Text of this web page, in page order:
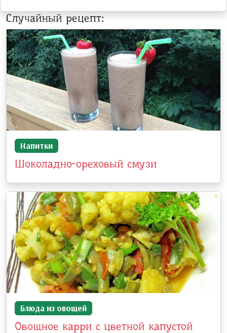
Случайный рецепт:
Напитки
Шоколадно-ореховый смузи
Блюда из овощей
Овощное карри с цветной капустой